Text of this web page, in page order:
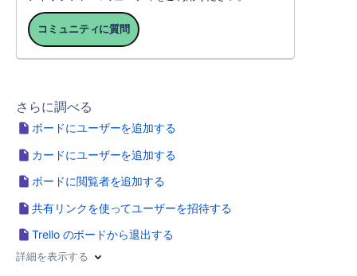
コミュニティに質問
さらに調べる
ボードにユーザーを追加する
カードにユーザーを追加する
ボードに閲覧者を追加する
共有リンクを使ってユーザーを招待する
Trello のボードから退出する
詳細を表示する